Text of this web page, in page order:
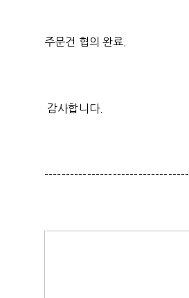
주문건 협의 완료.
감사합니다.
----------------------------------